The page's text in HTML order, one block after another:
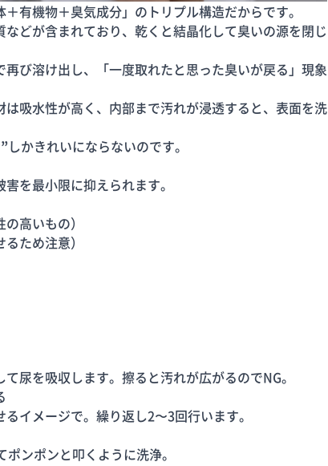
有機物＋臭気成分」のトリプル構造だからです。
どが含まれており、乾くと結晶化して臭いの源を閉じ
び溶け出し、「一度取れたと思った臭いが戻る」現象
吸水性が高く、内部まで汚れが浸透すると、表面を洗
”しかきれいにならないのです。
を最小限に抑えられます。
高いもの）
ため注意）
尿を吸収します。擦ると汚れが広がるのでNG。
イメージで。繰り返し2〜3回行います。
ンポンと叩くように洗浄。